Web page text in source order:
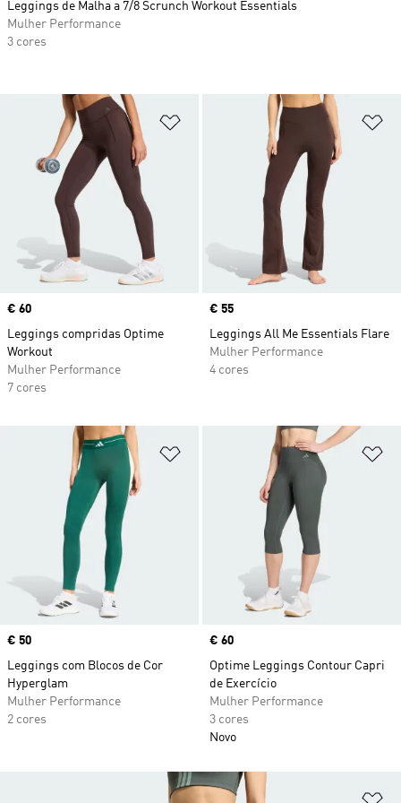
Adicionar à Lista de Desejos
Price
€ 60
Leggings compridas Optime
Workout
Mulher Performance
7 cores
Price
€ 55
Leggings All Me Essentials Flare
Mulher Performance
4 cores
Adicionar à Lista de Desejos
Price
€ 50
Leggings com Blocos de Cor
Hyperglam
Mulher Performance
2 cores
Price
€ 60
Optime Leggings Contour Capri
de Exercício
Mulher Performance
3 cores
Novo
Leggings de Malha a 7/8 Scrunch Workout Essentials
Mulher Performance
3 cores